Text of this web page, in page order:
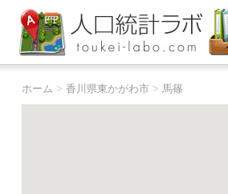
ホーム > 香川県東かがわ市> 馬篠